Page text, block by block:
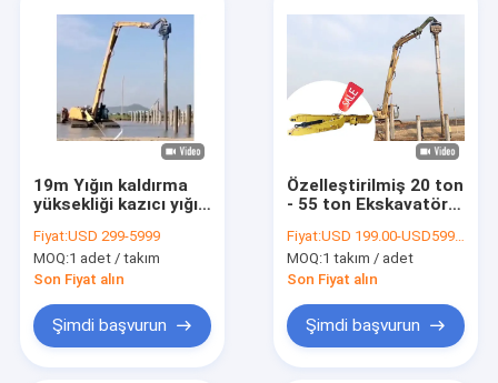
19m Yığın kaldırma
yüksekliği kazıcı yığın
dağ yığın sürücüsü
yumru
Fiyat:USD 299-5999
MOQ:1 adet / takım
Son Fiyat alın
Şimdi başvurun
Özelleştirilmiş 20 ton
- 55 ton Ekskavatör
11m 12m
Fiyat:USD 199.00-USD5990.00
MOQ:1 takım / adet
Son Fiyat alın
Şimdi başvurun